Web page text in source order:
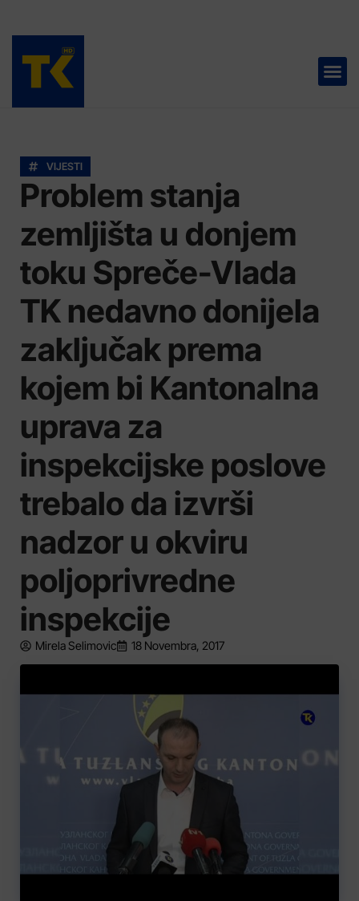
VIJESTI
Problem stanja
zemljišta u donjem
toku Spreče-Vlada
TK nedavno donijela
zaključak prema
kojem bi Kantonalna
uprava za
inspekcijske poslove
trebalo da izvrši
nadzor u okviru
poljoprivredne
inspekcije
Mirela Selimovic 18 Novembra, 2017